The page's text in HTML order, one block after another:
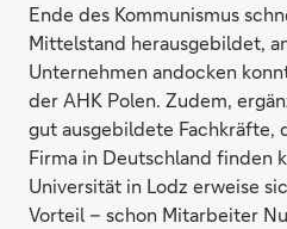
Ende des Kommunismus
Mittelstand herausgebildet,
Unternehmen andocken
der AHK Polen. Zudem,
gut ausgebildete Fachkräfte,
Firma in Deutschland finden
Universität in Lodz erweise
Vorteil – schon Mitarbeiter